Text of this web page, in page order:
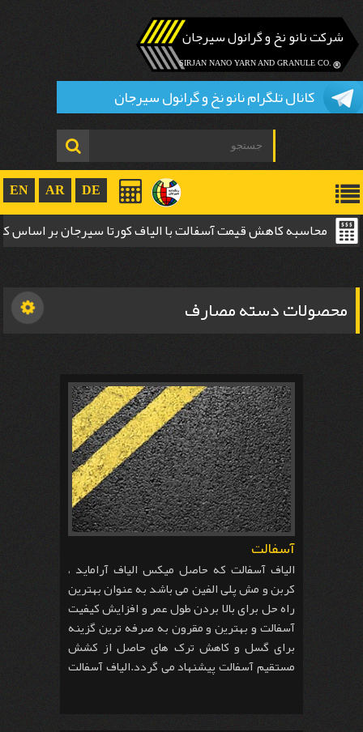
شرکت نانو نخ و گرانول سیرجان
.SIRJAN NANO YARN AND GRANULE CO
کانال تلگرام نانو نخ و گرانول سیرجان
EN AR DE
محاسبه کاهش قیمت آسفالت با الیاف کورتا سیرجان بر
محصولات دسته مصارف
آسفالت
الیاف آسفالت که حاصل میکس الیاف آراماید ،
کربن و مش پلی الفین می باشد به عنوان بهترین
راه حل برای بالا بردن طول عمر و افزایش کیفیت
آسفالت و بهترین و مقرون به صرفه ترین گزینه
برای گسل و کاهش ترک های حاصل از کشش
مستقیم آسفالت پیشنهاد می گردد.الیاف آسفالت